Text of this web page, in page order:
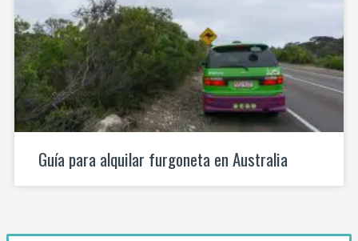
Guía para alquilar furgoneta en Australia